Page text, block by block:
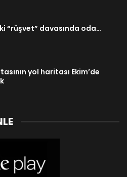
“rüşvet” davasında oda…
yol haritası Ekim’de